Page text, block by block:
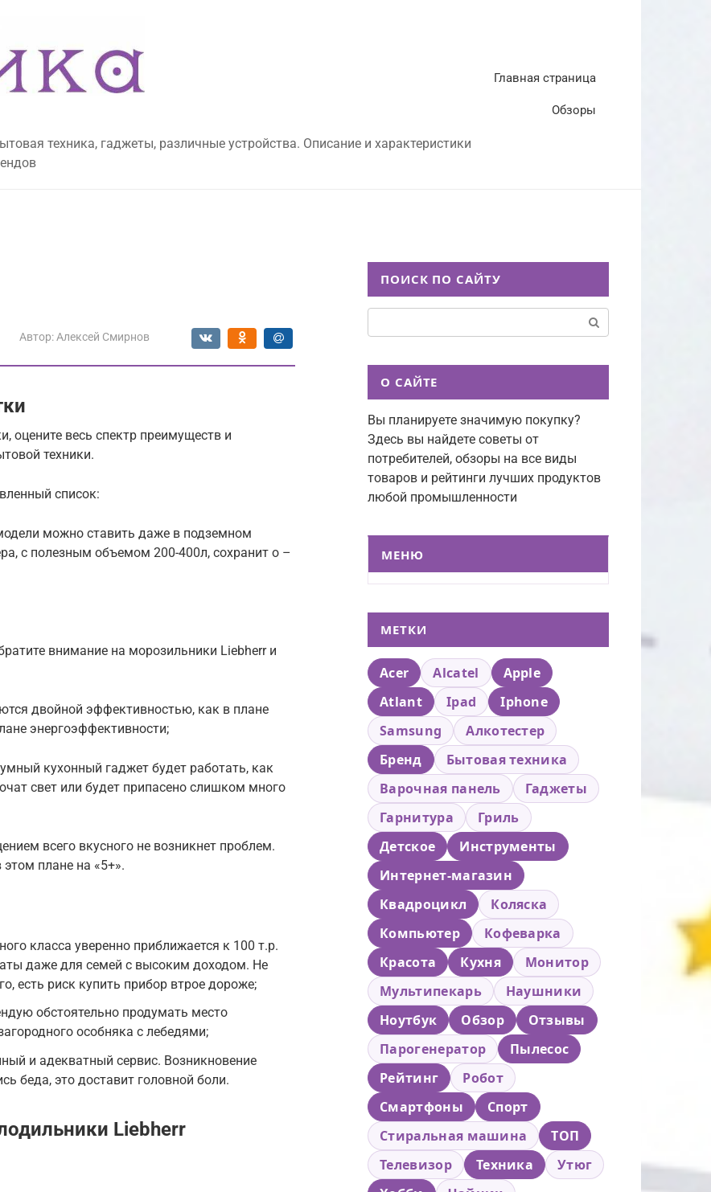
техника, гаджеты, различные устройства. Описание и характеристики
Главная страница
Обзоры
Автор: Алексей Смирнов
оцените весь спектр преимуществ и
техники.
список:
можно ставить даже в подземном
с полезным объемом 200-400л, сохранит о –
внимание на морозильники Liebherr и
двойной эффективностью, как в плане
энергоэффективности;
кухонный гаджет будет работать, как
свет или будет припасено слишком много
всего вкусного не возникнет проблем.
плане на «5+».
класса уверенно приближается к 100 т.р.
даже для семей с высоким доходом. Не
есть риск купить прибор втрое дороже;
обстоятельно продумать место
особняка с лебедями;
и адекватный сервис. Возникновение
беда, это доставит головной боли.
Liebherr
ПОИСК ПО САЙТУ
О САЙТЕ
Вы планируете значимую покупку?
Здесь вы найдете советы от
потребителей, обзоры на все виды
товаров и рейтинги лучших продуктов
любой промышленности
МЕНЮ
МЕТКИ
Acer Alcatel
Apple
Atlant
Ipad
Iphone
Samsung
Алкотестер
Бренд
Бытовая техника
Варочная панель
Гаджеты
Гарнитура
Гриль
Детское
Инструменты
Интернет-магазин
Квадроцикл
Коляска
Компьютер
Кофеварка
Красота
Кухня
Монитор
Мультипекарь
Наушники
Ноутбук
Обзор
Отзывы
Парогенератор
Пылесос
Рейтинг
Робот
Смартфоны
Спорт
Стиральная машина
ТОП
Телевизор
Техника
Утюг